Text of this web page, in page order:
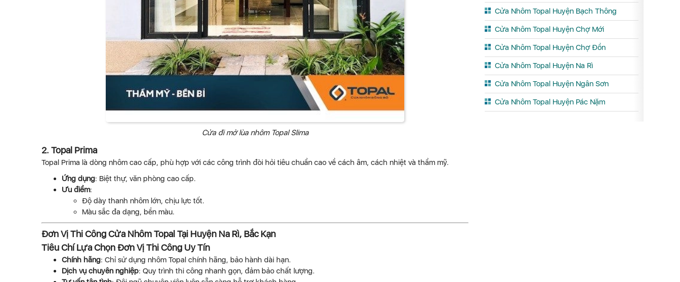
Cửa đi mở lùa nhôm Topal Slima
2. Topal Prima
Topal Prima là dòng nhôm cao cấp, phù hợp với các công trình đòi hỏi tiêu chuẩn cao về cách âm, cách nhiệt và thẩm mỹ.
Ứng dụng: Biệt thự, văn phòng cao cấp.
Ưu điểm:
Độ dày thanh nhôm lớn, chịu lực tốt.
Màu sắc đa dạng, bền màu.
Đơn Vị Thi Công Cửa Nhôm Topal Tại Huyện Na Rì, Bắc Kạn
Tiêu Chí Lựa Chọn Đơn Vị Thi Công Uy Tín
Chính hãng: Chỉ sử dụng nhôm Topal chính hãng, bảo hành dài hạn.
Dịch vụ chuyên nghiệp: Quy trình thi công nhanh gọn, đảm bảo chất lượng.
Cửa Nhôm Topal Huyện Bạch Thông
Cửa Nhôm Topal Huyện Chợ Mới
Cửa Nhôm Topal Huyện Chợ Đồn
Cửa Nhôm Topal Huyện Na Rì
Cửa Nhôm Topal Huyện Ngân Sơn
Cửa Nhôm Topal Huyện Pác Nặm